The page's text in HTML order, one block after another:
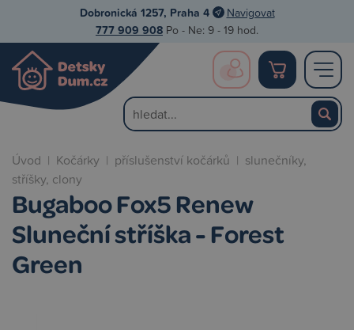
Dobronická 1257, Praha 4 Navigovat
777 909 908 Po - Ne: 9 - 19 hod.
Úvod | Kočárky | příslušenství kočárků | slunečníky,
stříšky, clony
Bugaboo Fox5 Renew
Sluneční stříška - Forest
Green